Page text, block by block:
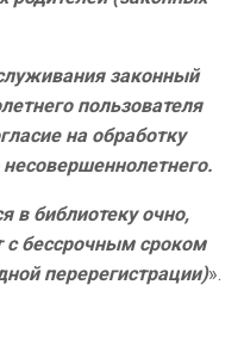
законный
пользователя
на обработку
в библиотеку очно,
с бессрочным сроком
перерегистрации)».